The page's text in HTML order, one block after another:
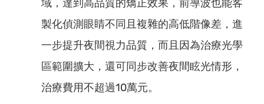
域，達到高品質的矯正效果，前導波也能客
製化偵測眼睛不同且複雜的高低階像差，進
一步提升夜間視力品質，而且因為治療光學
區範圍擴大，還可同步改善夜間眩光情形，
治療費用不超過10萬元。